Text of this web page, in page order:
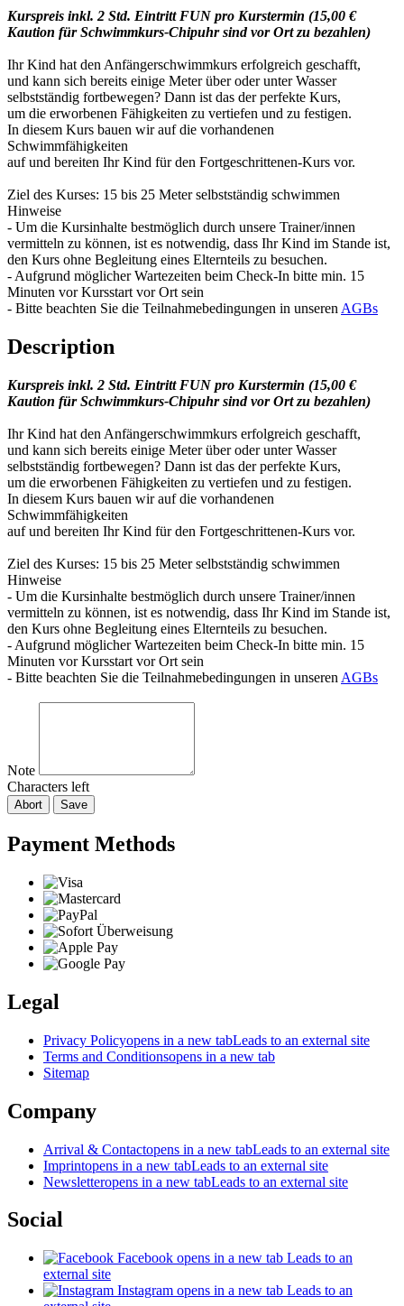
Kurspreis inkl. 2 Std. Eintritt FUN pro Kurstermin (15,00 €
Kaution für Schwimmkurs-Chipuhr sind vor Ort zu bezahlen)
Ihr Kind hat den Anfängerschwimmkurs erfolgreich geschafft,
und kann sich bereits einige Meter über oder unter Wasser
selbstständig fortbewegen? Dann ist das der perfekte Kurs,
um die erworbenen Fähigkeiten zu vertiefen und zu festigen.
In diesem Kurs bauen wir auf die vorhandenen
Schwimmfähigkeiten
auf und bereiten Ihr Kind für den Fortgeschrittenen-Kurs vor.
Ziel des Kurses: 15 bis 25 Meter selbstständig schwimmen
Hinweise
- Um die Kursinhalte bestmöglich durch unsere Trainer/innen
vermitteln zu können, ist es notwendig, dass Ihr Kind im Stande ist,
den Kurs ohne Begleitung eines Elternteils zu besuchen.
- Aufgrund möglicher Wartezeiten beim Check-In bitte min. 15
Minuten vor Kursstart vor Ort sein
- Bitte beachten Sie die Teilnahmebedingungen in unseren AGBs
Description
Kurspreis inkl. 2 Std. Eintritt FUN pro Kurstermin (15,00 €
Kaution für Schwimmkurs-Chipuhr sind vor Ort zu bezahlen)
Ihr Kind hat den Anfängerschwimmkurs erfolgreich geschafft,
und kann sich bereits einige Meter über oder unter Wasser
selbstständig fortbewegen? Dann ist das der perfekte Kurs,
um die erworbenen Fähigkeiten zu vertiefen und zu festigen.
In diesem Kurs bauen wir auf die vorhandenen
Schwimmfähigkeiten
auf und bereiten Ihr Kind für den Fortgeschrittenen-Kurs vor.
Ziel des Kurses: 15 bis 25 Meter selbstständig schwimmen
Hinweise
- Um die Kursinhalte bestmöglich durch unsere Trainer/innen
vermitteln zu können, ist es notwendig, dass Ihr Kind im Stande ist,
den Kurs ohne Begleitung eines Elternteils zu besuchen.
- Aufgrund möglicher Wartezeiten beim Check-In bitte min. 15
Minuten vor Kursstart vor Ort sein
- Bitte beachten Sie die Teilnahmebedingungen in unseren AGBs
Note
Characters left
Abort Save
Payment Methods
Legal
Privacy Policyopens in a new tabLeads to an external site
Terms and Conditionsopens in a new tab
Sitemap
Company
Arrival & Contactopens in a new tabLeads to an external site
Imprintopens in a new tabLeads to an external site
Newsletteropens in a new tabLeads to an external site
Social
Facebook opens in a new tab Leads to an
external site
Instagram opens in a new tab Leads to an